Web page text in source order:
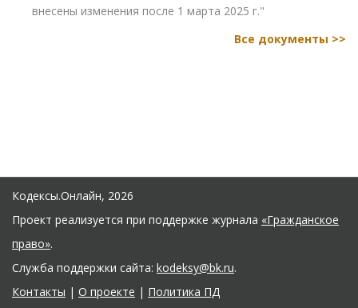
внесены изменения после 1 марта 2025 г."
Все документы >>
Кодексы.Онлайн, 2026
Проект реализуется при поддержке журнала «Гражданское
право».
Служба поддержки сайта: kodeksy@bk.ru.
Контакты | О проекте | Политика ПД